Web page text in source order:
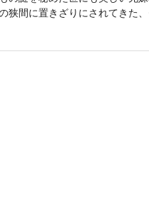
間に置きざりにされてきた、